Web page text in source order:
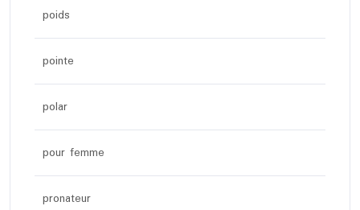
poids
pointe
polar
pour femme
pronateur